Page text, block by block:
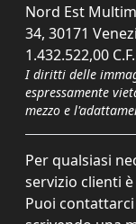
Nord Est
34, 30171
1.432.522,00
I diritti delle
espressamente
mezzo e
Per qualsiasi
servizio clienti
Puoi